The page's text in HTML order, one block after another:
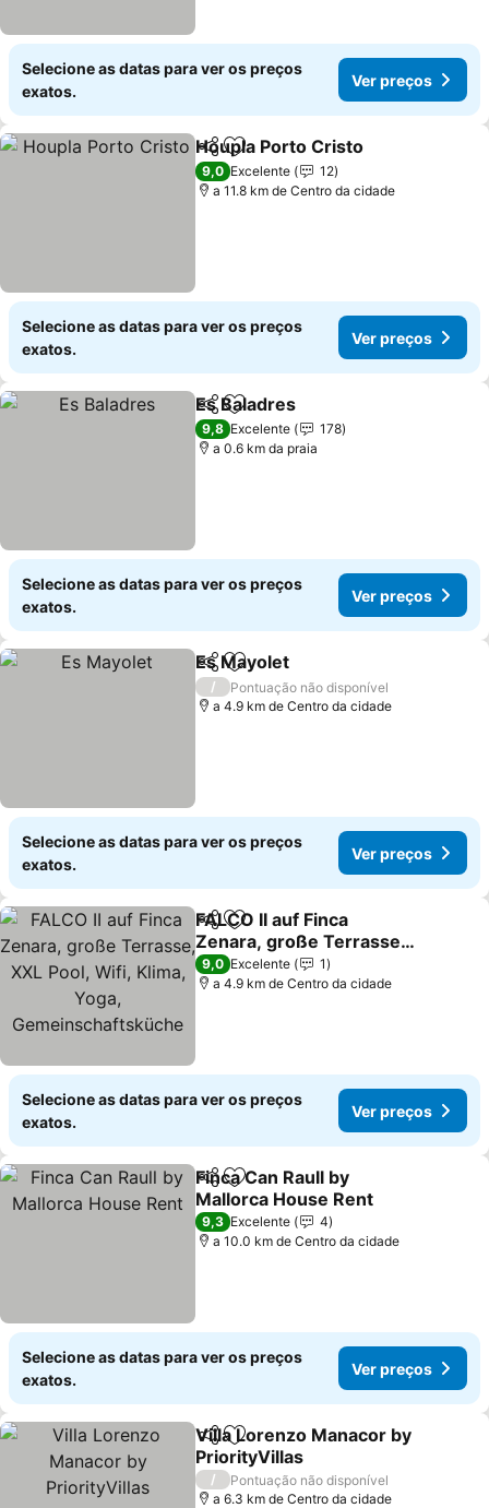
Selecione as datas para ver os preços
exatos.
Ver preços
PartilharAdicionar aos favoritos
Houpla Porto Cristo
9,0 Excelente
12
a 11.8 km de Centro da cidade
Selecione as datas para ver os preços
exatos.
Ver preços
PartilharAdicionar aos favoritos
Es Baladres
9,8 Excelente
178
a 0.6 km da praia
Selecione as datas para ver os preços
exatos.
Ver preços
PartilharAdicionar aos favoritos
Es Mayolet
/
Pontuação não disponível
a 4.9 km de Centro da cidade
Selecione as datas para ver os preços
exatos.
Ver preços
PartilharAdicionar aos favoritos
FALCO II auf Finca
Zenara, große Terrasse,
XXL Pool, Wifi, Klima,
Yoga,
Ver preços
9,0 Excelente
1
a 4.9 km de Centro da cidade
Selecione as datas para ver os preços
exatos.
Ver preços
PartilharAdicionar aos favoritos
Finca Can Raull by
Mallorca House Rent
Ver preços
9,3 Excelente
4
a 10.0 km de Centro da cidade
Selecione as datas para ver os preços
exatos.
Ver preços
PartilharAdicionar aos favoritos
Villa Lorenzo Manacor by
PriorityVillas
Ver preços
/
Pontuação não disponível
a 6.3 km de Centro da cidade